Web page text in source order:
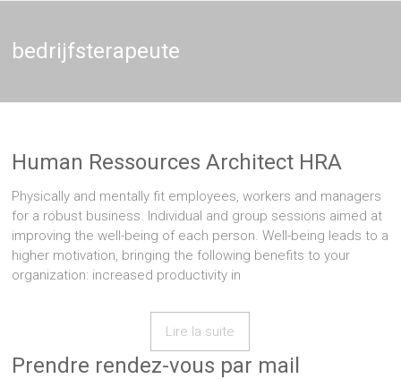
–
Naturopathe
Naturopathie,
Thérapie de
bedrijfsterapeute
Human Ressources Architect HRA
Physically and mentally fit employees, workers and managers
for a robust business. Individual and group sessions aimed at
improving the well-being of each person. Well-being leads to a
higher motivation, bringing the following benefits to your
organization: increased productivity in
Lire la suite
Prendre rendez-vous par mail